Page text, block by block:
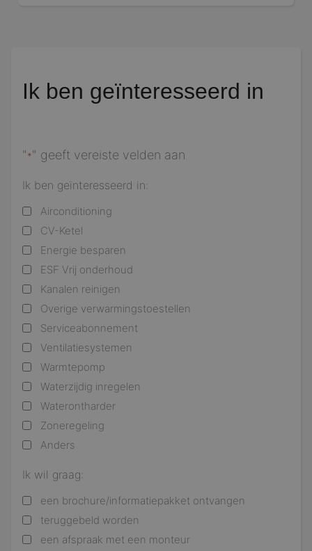
Ik ben geïnteresseerd in
"*" geeft vereiste velden aan
Ik ben geïnteresseerd in:
Airconditioning
CV-Ketel
Energie besparen
ESF Vrij onderhoud
Kanalen reinigen
Overige verwarmingstoestellen
Serviceabonnement
Ventilatiesystemen
Warmtepomp
Waterzijdig inregelen
Waterontharder
Zoneregeling
Anders
Ik wil graag:
een brochure/informatiepakket ontvangen
teruggebeld worden
een afspraak met een monteur